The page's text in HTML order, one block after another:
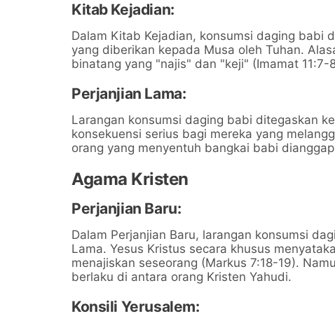
Kitab Kejadian:
Dalam Kitab Kejadian, konsumsi daging babi
yang diberikan kepada Musa oleh Tuhan.
binatang yang "najis" dan "keji" (Imamat 11:7-
Perjanjian Lama:
Larangan konsumsi daging babi ditegaskan
konsekuensi serius bagi mereka yang
orang yang menyentuh bangkai babi
Agama Kristen
Perjanjian Baru:
Dalam Perjanjian Baru, larangan konsumsi
Lama. Yesus Kristus secara khusus
menajiskan seseorang (Markus 7:18-19).
berlaku di antara orang Kristen Yahudi.
Konsili Yerusalem: